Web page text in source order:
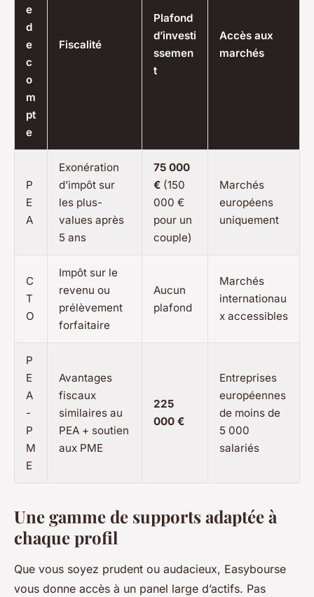
e
d
e
c
o
m
pt
e
Fiscalité
Plafond
d’investi
ssemen
t
Accès aux
marchés
P
E
A
Exonération
d’impôt sur
les plus-
values après
5 ans
75 000
€ (150
000 €
pour un
couple)
Marchés
européens
uniquement
C
T
O
Impôt sur le
revenu ou
prélèvement
forfaitaire
Aucun
plafond
Marchés
internationau
x accessibles
P
E
A
-
P
M
E
Avantages
fiscaux
similaires au
PEA + soutien
aux PME
225
000 €
Entreprises
européennes
de moins de
5 000
salariés
Une gamme de supports adaptée à
chaque profil
Que vous soyez prudent ou audacieux, Easybourse
vous donne accès à un panel large d’actifs. Pas